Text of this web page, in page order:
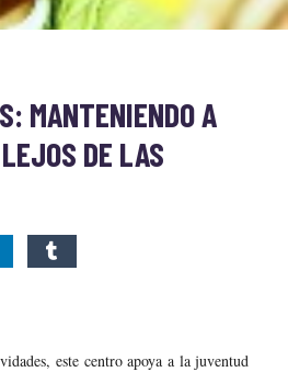
MANTENIENDO A
DE LAS
este centro apoya a la juventud